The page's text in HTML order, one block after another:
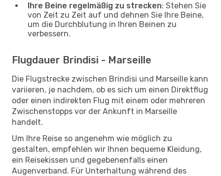
Ihre Beine regelmäßig zu strecken: Stehen Sie
von Zeit zu Zeit auf und dehnen Sie Ihre Beine,
um die Durchblutung in Ihren Beinen zu
verbessern.
Flugdauer Brindisi - Marseille
Die Flugstrecke zwischen Brindisi und Marseille kann
variieren, je nachdem, ob es sich um einen Direktflug
oder einen indirekten Flug mit einem oder mehreren
Zwischenstopps vor der Ankunft in Marseille
handelt.
Um Ihre Reise so angenehm wie möglich zu
gestalten, empfehlen wir Ihnen bequeme Kleidung,
ein Reisekissen und gegebenenfalls einen
Augenverband. Für Unterhaltung während des